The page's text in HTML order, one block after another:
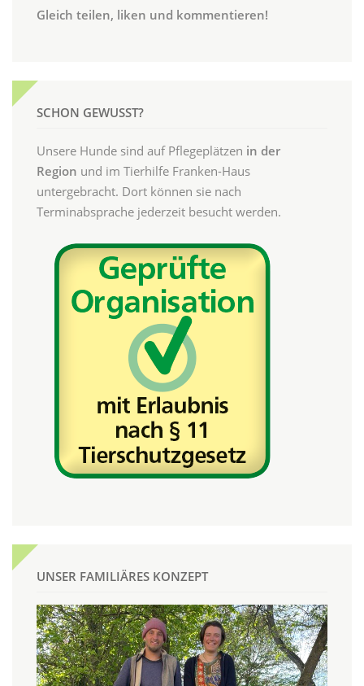
Gleich teilen, liken und kommentieren!
SCHON GEWUSST?
Unsere Hunde sind auf Pflegeplätzen in der
Region und im Tierhilfe Franken-Haus
untergebracht. Dort können sie nach
Terminabsprache jederzeit besucht werden.
UNSER FAMILIÄRES KONZEPT